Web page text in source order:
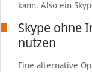
kann. Also ein
Skype ohne
nutzen
Eine alternative